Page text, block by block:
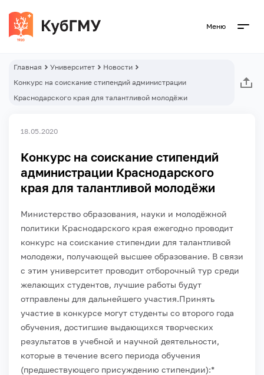
Меню
Главная Университет
Новости
Конкурс на соискание стипендий администрации
Краснодарского края для талантливой молодёжи
18.05.2020
Конкурс на соискание стипендий
администрации Краснодарского
края для талантливой молодёжи
Министерство образования, науки и молодёжной
политики Краснодарского края ежегодно проводит
конкурс на соискание стипендии для талантливой
молодежи, получающей высшее образование. В связи
с этим университет проводит отборочный тур среди
желающих студентов, лучшие работы будут
отправлены для дальнейшего участия.Принять
участие в конкурсе могут студенты со второго года
обучения, достигшие выдающихся творческих
результатов в учебной и научной деятельности,
которые в течение всего периода обучения
(предшествующего присуждению стипендии):*